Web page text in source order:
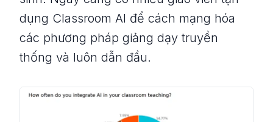
dụng Classroom AI để cách mạng hóa
các phương pháp giảng dạy truyền
thống và luôn dẫn đầu.